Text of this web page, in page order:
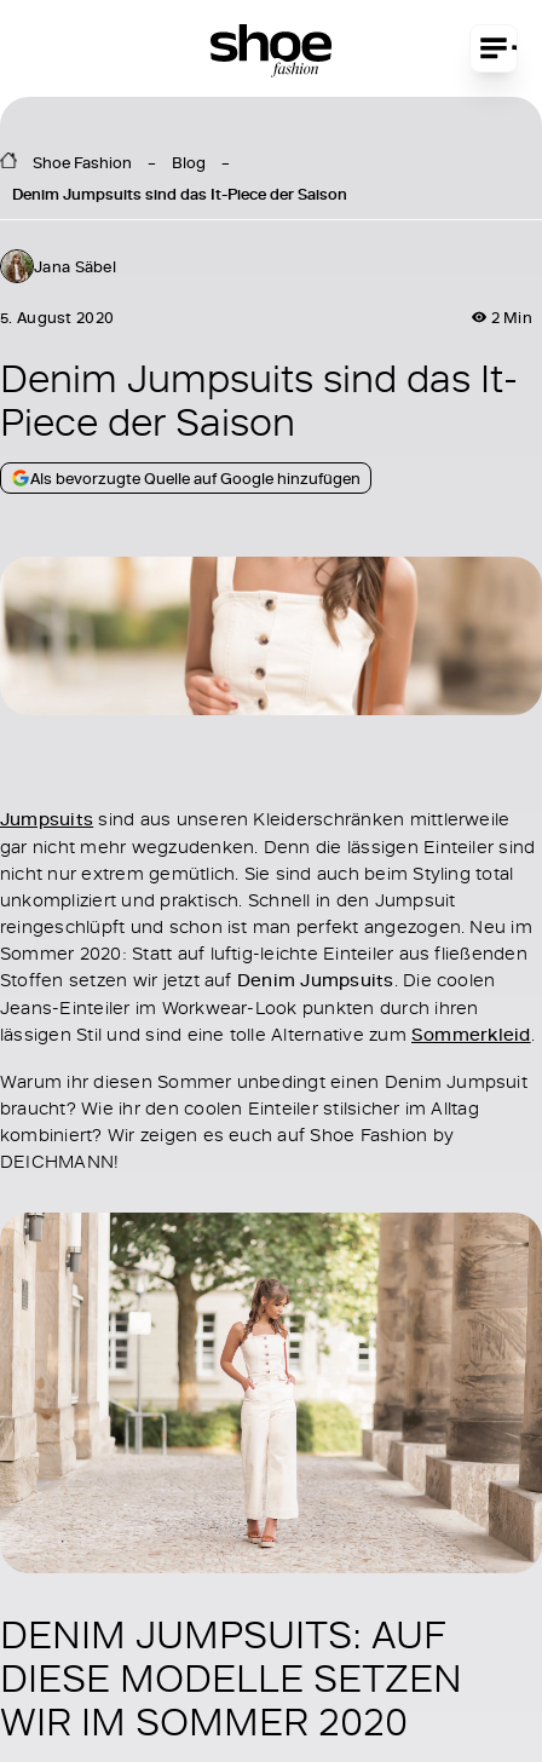
Shoe Fashion
Blog
Denim Jumpsuits sind das It-Piece der Saison
Jana Säbel
2 Min
5. August 2020
Denim Jumpsuits sind das It-
Piece der Saison
Als bevorzugte Quelle auf Google hinzufügen
Jumpsuits sind aus unseren Kleiderschränken mittlerweile
gar nicht mehr wegzudenken. Denn die lässigen Einteiler sind
nicht nur extrem gemütlich. Sie sind auch beim Styling total
unkompliziert und praktisch. Schnell in den Jumpsuit
reingeschlüpft und schon ist man perfekt angezogen. Neu im
Sommer 2020: Statt auf luftig-leichte Einteiler aus fließenden
Stoffen setzen wir jetzt auf Denim Jumpsuits . Die coolen
Jeans-Einteiler im Workwear-Look punkten durch ihren
lässigen Stil und sind eine tolle Alternative zum Sommerkleid
Warum ihr diesen Sommer unbedingt einen Denim Jumpsuit
braucht? Wie ihr den coolen Einteiler stilsicher im Alltag
kombiniert? Wir zeigen es euch auf Shoe Fashion by
DEICHMANN!
DENIM JUMPSUITS: AUF
DIESE MODELLE SETZEN
WIR IM SOMMER 2020